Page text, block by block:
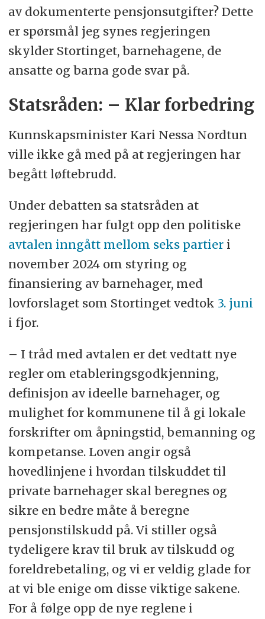
av dokumenterte pensjonsutgifter? Dette
er spørsmål jeg synes regjeringen
skylder Stortinget, barnehagene, de
ansatte og barna gode svar på.
Statsråden: – Klar forbedring
Kunnskapsminister Kari Nessa Nordtun
ville ikke gå med på at regjeringen har
begått løftebrudd.
Under debatten sa statsråden at
regjeringen har fulgt opp den politiske
avtalen inngått mellom seks partier i
november 2024 om styring og
finansiering av barnehager, med
lovforslaget som Stortinget vedtok 3. juni
i fjor.
– I tråd med avtalen er det vedtatt nye
regler om etableringsgodkjenning,
definisjon av ideelle barnehager, og
mulighet for kommunene til å gi lokale
forskrifter om åpningstid, bemanning og
kompetanse. Loven angir også
hovedlinjene i hvordan tilskuddet til
private barnehager skal beregnes og
sikre en bedre måte å beregne
pensjonstilskudd på. Vi stiller også
tydeligere krav til bruk av tilskudd og
foreldrebetaling, og vi er veldig glade for
at vi ble enige om disse viktige sakene.
For å følge opp de nye reglene i